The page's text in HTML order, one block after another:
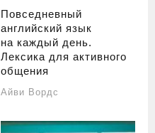
Повседневный
английский язык
на каждый день.
Лексика для активного
общения
Айви Вордс